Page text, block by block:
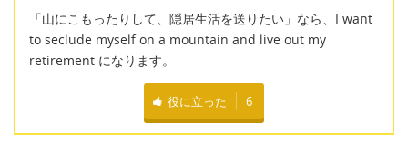
「山にこもったりして、隠居生活を送りたい」なら、I want
to seclude myself on a mountain and live out my
retirement になります。
役に立った 6